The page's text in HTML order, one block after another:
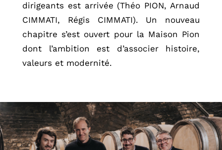
dirigeants est arrivée (Théo PION, Arnaud
CIMMATI, Régis CIMMATI). Un nouveau
chapitre s’est ouvert pour la Maison Pion
dont l’ambition est d’associer histoire,
valeurs et modernité.